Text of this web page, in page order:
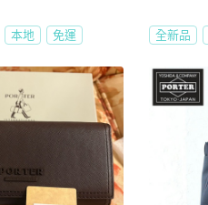
本地 免運 全新品